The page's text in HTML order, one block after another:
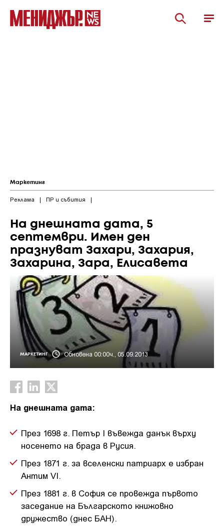
Маркетинг
Реклама | ПР и събития |
На днешната дата, 5
септември. Имен ден
празнуват Захари, Захария,
Захарина, Зара, Елисавета
МАРКЕТИНГ Обновена 00:00ч., 05.09.2013
На днешната дата:
През 1698 г. Петър I въвежда данък върху
носенето на брада в Русия.
През 1871 г. за вселенски патриарх е избран
Антим VI.
През 1881 г. в София се провежда първото
заседание на Българското книжовно
дружество (днес БАН).